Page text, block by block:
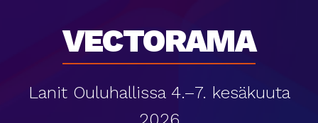
Vectorama
Lanit Ouluhallissa 4.–7. kesäkuuta